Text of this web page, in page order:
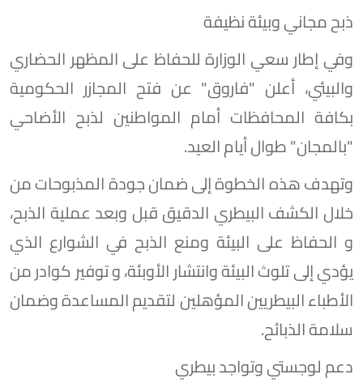
ذبح مجاني وبيئة نظيفة
وفي إطار سعي الوزارة للحفاظ على المظهر الحضاري
والبيئي، أعلن "فاروق" عن فتح المجازر الحكومية
بكافة المحافظات أمام المواطنين لذبح الأضاحي
"بالمجان" طوال أيام العيد.
وتهدف هذه الخطوة إلى ضمان جودة المذبوحات من
خلال الكشف البيطري الدقيق قبل وبعد عملية الذبح،
و الحفاظ على البيئة ومنع الذبح في الشوارع الذي
يؤدي إلى تلوث البيئة وانتشار الأوبئة، و توفير كوادر من
الأطباء البيطريين المؤهلين لتقديم المساعدة وضمان
سلامة الذبائح.
دعم لوجستي وتواجد بيطري